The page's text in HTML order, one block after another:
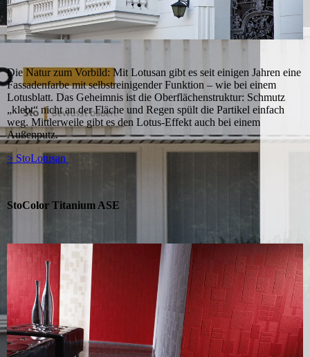
Die Natur zum Vorbild: Mit Lotusan gibt es seit einigen Jahren eine
Fassadenfarbe mit selbstreinigender Funktion – wie bei einem
Lotusblatt. Das Geheimnis ist die Oberflächenstruktur: Schmutz
„klebt“ nicht an der Fläche und Regen spült die Partikel einfach
weg. Mittlerweile gibt es den Lotus-Effekt auch bei einem
Außenputz.
> StoLotusan
StoColor Titanium ASE